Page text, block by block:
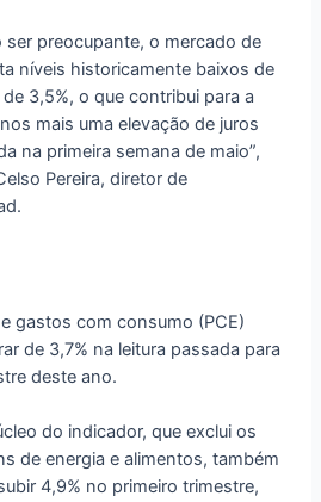
ser preocupante, o mercado de
níveis historicamente baixos de
3,5%, o que contribui para a
mais uma elevação de juros
na primeira semana de maio”,
Pereira, diretor de
gastos com consumo (PCE)
de 3,7% na leitura passada para
deste ano.
do indicador, que exclui os
de energia e alimentos, também
4,9% no primeiro trimestre,